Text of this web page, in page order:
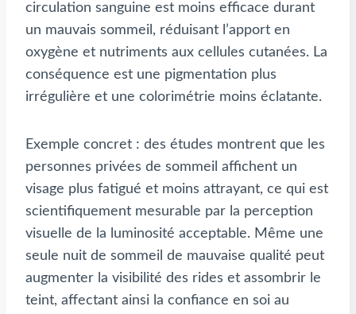
circulation sanguine est moins efficace durant
un mauvais sommeil, réduisant l’apport en
oxygène et nutriments aux cellules cutanées. La
conséquence est une pigmentation plus
irrégulière et une colorimétrie moins éclatante.
Exemple concret : des études montrent que les
personnes privées de sommeil affichent un
visage plus fatigué et moins attrayant, ce qui est
scientifiquement mesurable par la perception
visuelle de la luminosité acceptable. Même une
seule nuit de sommeil de mauvaise qualité peut
augmenter la visibilité des rides et assombrir le
teint, affectant ainsi la confiance en soi au